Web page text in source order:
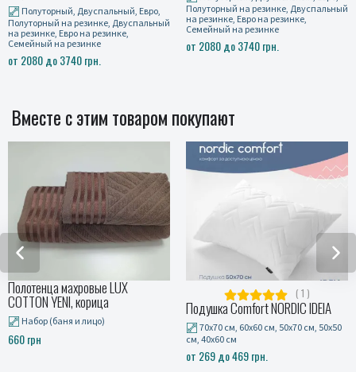
Двуспальный, Евро,
резинке, Двуспальный
на резинке,
резинке
грн.
Полуторный на резинке, Двуспальный
на резинке, Евро на резинке,
Семейный на резинке
от 2080 до 3740 грн.
Полуторный
Вместе с этим товаром покупают
махровые LUX
YENI, корица
Набор (баня и лицо)
грн
( 1 )
Подушка Comfort NORDIC IDEIA
70x70 см, 60x60 см, 50x70 см, 50x50
см, 40x60 см
от 269 до 469 грн.